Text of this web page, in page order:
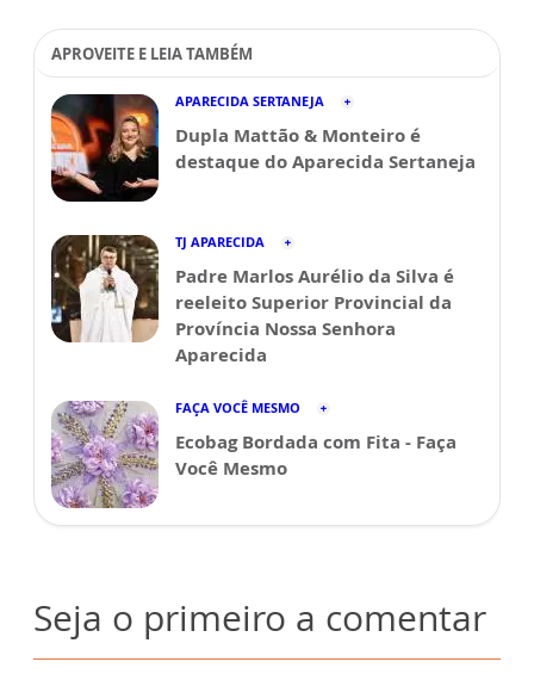
APROVEITE E LEIA TAMBÉM
APARECIDA SERTANEJA
Dupla Mattão & Monteiro é
destaque do Aparecida Sertaneja
TJ APARECIDA
Padre Marlos Aurélio da Silva é
reeleito Superior Provincial da
Província Nossa Senhora
Aparecida
FAÇA VOCÊ MESMO
Ecobag Bordada com Fita - Faça
Você Mesmo
Seja o primeiro a comentar